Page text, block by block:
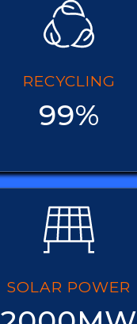
RECYCLING
99%
SOLAR POWER